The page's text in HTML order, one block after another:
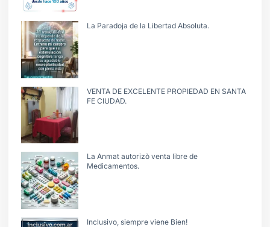
La Paradoja de la Libertad Absoluta.
VENTA DE EXCELENTE PROPIEDAD EN SANTA
FE CIUDAD.
La Anmat autorizò venta libre de
Medicamentos.
Inclusivo, siempre viene Bien!